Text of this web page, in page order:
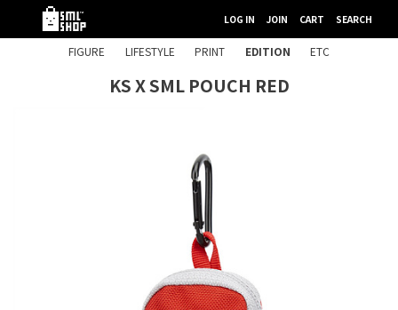
LOG IN JOIN CART SEARCH
FIGURE LIFESTYLE PRINT EDITION ETC
KS X SML POUCH RED